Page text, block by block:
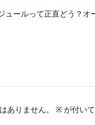
ュールって正直どう？
ありません。 ※ が付い